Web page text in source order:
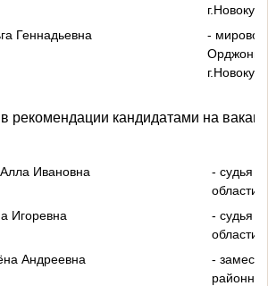
Геннадьевна
- мировой
рекомендации кандидатами на
Ивановна
- судья
области;
Игоревна
- судья
области;
Андреевна
-